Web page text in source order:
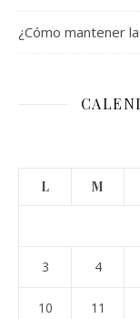
¿Cómo mantener
L M
3 4
10 11